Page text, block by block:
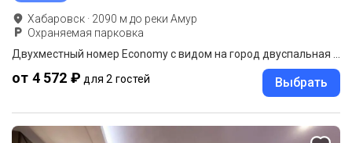
Хабаровск · 2090 м до реки Амур
Охраняемая парковка
от 4 572 ₽ для 2 гостей Выбрать